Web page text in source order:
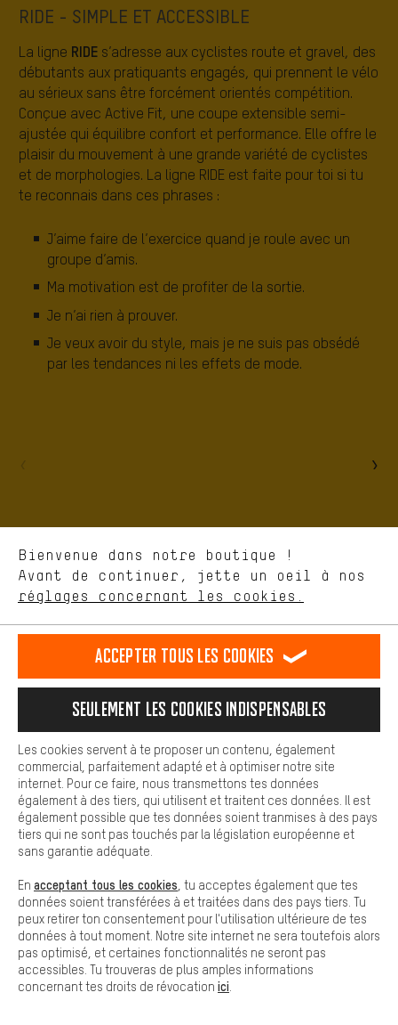
RIDE - SIMPLE ET ACCESSIBLE
La ligne RIDE s’adresse aux cyclistes route et gravel, des
débutants aux pratiquants engagés, qui prennent le vélo
au sérieux sans être forcément orientés compétition.
Conçue avec Active Fit, une coupe extensible semi-
ajustée qui équilibre confort et performance. Elle offre le
plaisir du mouvement à une grande variété de cyclistes
et de morphologies. La ligne RIDE est faite pour toi si tu
te reconnais dans ces phrases :
J’aime faire de l’exercice quand je roule avec un
groupe d’amis.
Ma motivation est de profiter de la sortie.
Je n’ai rien à prouver.
Je veux avoir du style, mais je ne suis pas obsédé
par les tendances ni les effets de mode.
EXPLR - ENDURANCE & ADVENTURE
EXPLRest conçue pour les cyclistes qui aiment
qui recherchent un équipement polyvalent performant
sur des terrains et dans des situations variés.
Développée avec Balanced Fit : une coupe polyvalente
spécialement pensée pour offrir confort, contrôle et
sérénité dans un large éventail de situations à vélo. La
ligne EXPLR de GripGrab est faite pour toi si tu te
Bienvenue dans notre boutique !
Avant de continuer, jette un oeil à nos
réglages concernant les cookies.
nous proposons grâce à ton comportement d'achat.
Plus de confort
est plus confortable. Avec les cookies de confort, nous
Nous pouvons ainsi mettre à ta disposition d'autres contenus et
informations utiles. De plus, tu as la possibilité d'utiliser des
facilement les bons produits. Par exemple, nous proposons une
facilement aux questions.
Cookies de base
Les cookies de base garantissent que tu puisses utiliser les
fonctions de notre site web.
Accepter tous les cookies
Seulement les cookies indispensables
Les cookies servent à te proposer un contenu, également
commercial, parfaitement adapté et à optimiser notre site
internet. Pour ce faire, nous transmettons tes données
également à des tiers, qui utilisent et traitent ces données. Il est
également possible que tes données soient tranmises à des pays
tiers qui ne sont pas touchés par la législation européenne et
sans garantie adéquate.
En acceptant tous les cookies , tu acceptes également que tes
données soient transférées à et traitées dans des pays tiers. Tu
peux retirer ton consentement pour l'utilisation ultérieure de tes
données à tout moment. Notre site internet ne sera toutefois alors
pas optimisé, et certaines fonctionnalités ne seront pas
accessibles. Tu trouveras de plus amples informations
concernant tes droits de révocation ici